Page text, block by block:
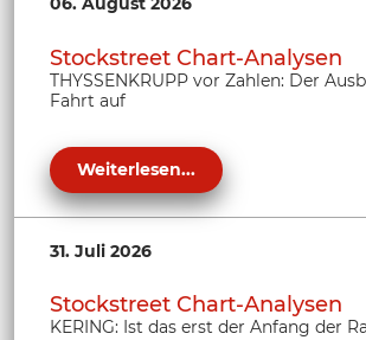
Stockstreet Chart-Analysen
THYSSENKRUPP vor Zahlen: Der
Fahrt auf
Weiterlesen...
31. Juli 2026
Stockstreet Chart-Analysen
KERING: Ist das erst der Anfang der